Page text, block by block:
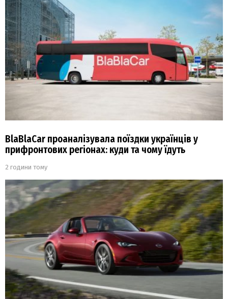
BlaBlaCar проаналізувала поїздки українців у
прифронтових регіонах: куди та чому їдуть
2 години тому